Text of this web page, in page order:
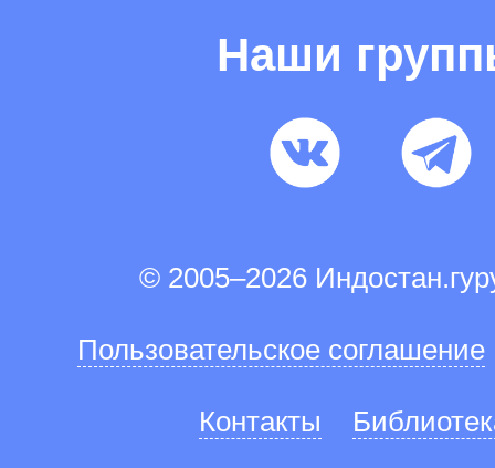
Наши
© 2005–2026
Пользовательское соглашение
Контакты